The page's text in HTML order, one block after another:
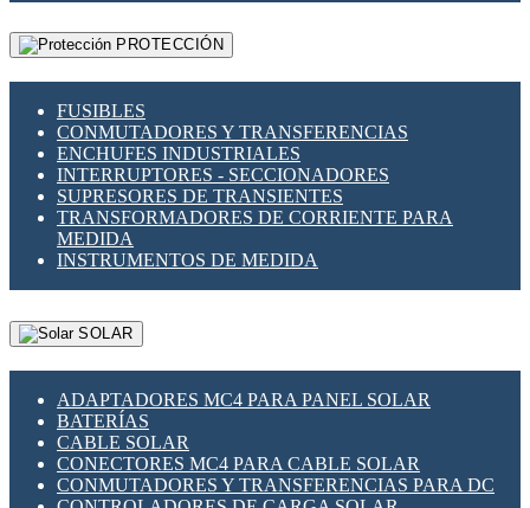
PROTECCIÓN
FUSIBLES
CONMUTADORES Y TRANSFERENCIAS
ENCHUFES INDUSTRIALES
INTERRUPTORES - SECCIONADORES
SUPRESORES DE TRANSIENTES
TRANSFORMADORES DE CORRIENTE PARA
MEDIDA
INSTRUMENTOS DE MEDIDA
SOLAR
ADAPTADORES MC4 PARA PANEL SOLAR
BATERÍAS
CABLE SOLAR
CONECTORES MC4 PARA CABLE SOLAR
CONMUTADORES Y TRANSFERENCIAS PARA DC